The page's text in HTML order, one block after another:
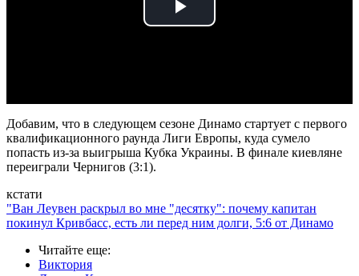
Play
Добавим, что в следующем сезоне Динамо стартует с первого
квалификационного раунда Лиги Европы, куда сумело
попасть из-за выигрыша Кубка Украины. В финале киевляне
переиграли Чернигов (3:1).
кстати
"Ван Леувен раскрыл во мне "десятку": почему капитан
покинул Кривбасс, есть ли перед ним долги, 5:6 от Динамо
Читайте еще:
Виктория